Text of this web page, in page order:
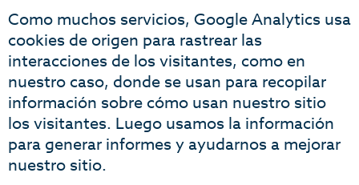
Como muchos servicios, Google Analytics usa
cookies de origen para rastrear las
interacciones de los visitantes, como en
nuestro caso, donde se usan para recopilar
información sobre cómo usan nuestro sitio
los visitantes. Luego usamos la información
para generar informes y ayudarnos a mejorar
nuestro sitio.